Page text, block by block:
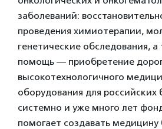
заболеваний:
проведения химиотерапии,
генетические обследования,
помощь — приобретение
высокотехнологичного
оборудования для российских
системно и уже много лет
помогает создавать медицину